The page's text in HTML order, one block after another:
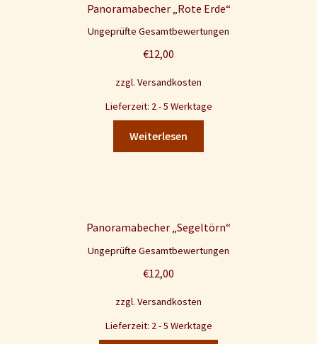
Panoramabecher „Rote Erde“
Ungeprüfte Gesamtbewertungen
€12,00
zzgl. Versandkosten
Lieferzeit: 2 - 5 Werktage
Weiterlesen
Panoramabecher „Segeltörn“
Ungeprüfte Gesamtbewertungen
€12,00
zzgl. Versandkosten
Lieferzeit: 2 - 5 Werktage